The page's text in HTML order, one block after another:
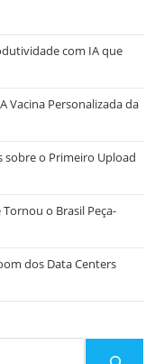
com IA que
Vacina Personalizada da
sobre o Primeiro Upload
o Brasil Peça-
dos Data Centers